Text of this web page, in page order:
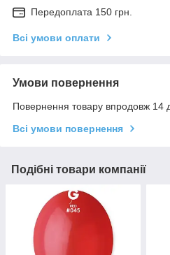
Передоплата 150 грн.
Всі умови оплати
Умови повернення
Повернення товару впродовж 14
Всі умови повернення
Подібні товари компанії